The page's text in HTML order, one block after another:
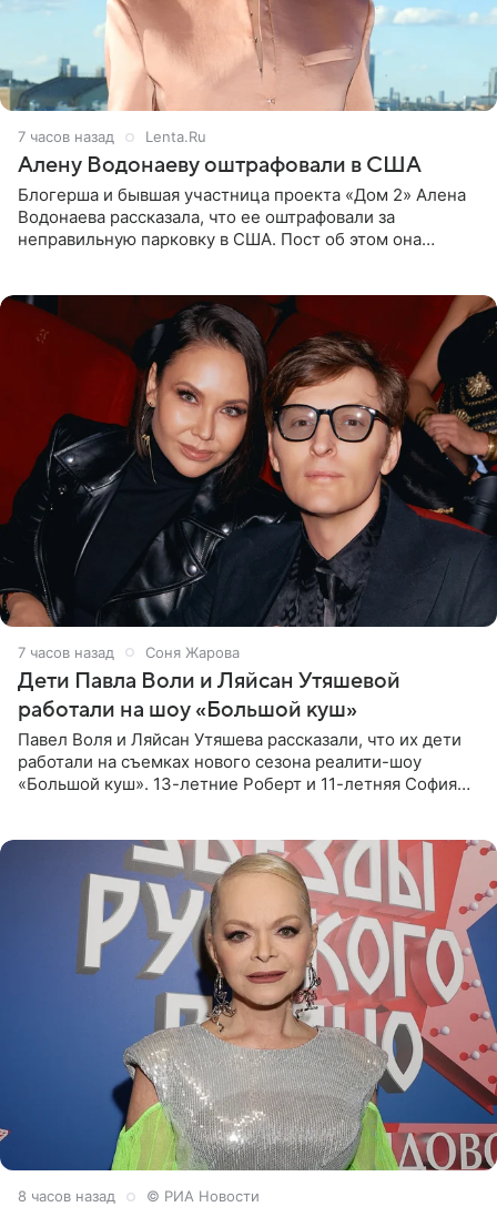
7 часов назад Lenta.Ru
Алену Водонаеву оштрафовали в США
Блогерша и бывшая участница проекта «Дом 2» Алена
Водонаева рассказала, что ее оштрафовали за
неправильную парковку в США. Пост об этом она
7 часов назад Соня Жарова
Дети Павла Воли и Ляйсан Утяшевой
работали на шоу «Большой куш»
Павел Воля и Ляйсан Утяшева рассказали, что их дети
работали на съемках нового сезона реалити-шоу
«Большой куш». 13-летние Роберт и 11-летняя София
8 часов назад © РИА Новости